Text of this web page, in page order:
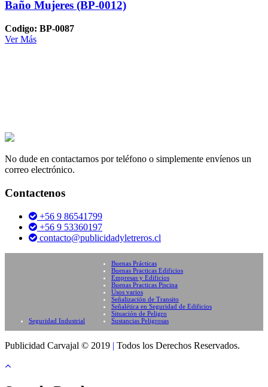
Baño Mujeres (BP-0012)
Codigo: BP-0087
Ver Más
No dude en contactarnos por teléfono o simplemente envíenos un
correo electrónico.
Contactenos
+56 9 86541799
+56 9 53360197
contacto@publicidadyletreros.cl
Seguridad Industrial
Buenas Prácticas
Buenas Practicas Edificios
Empresas y Edificios
Buenas Practicas Piscina
Usos varios
Señalización de Transito
Señalética en Seguridad de Edificios
Situación de Peligro
Sustancias Peligrosas
Publicidad Carvajal © 2019 | Todos los Derechos Reservados.